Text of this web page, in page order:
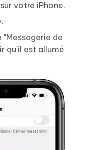
votre iPhone.
de
qu’il est allumé